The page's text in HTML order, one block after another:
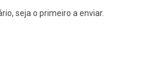
seja o primeiro a enviar.